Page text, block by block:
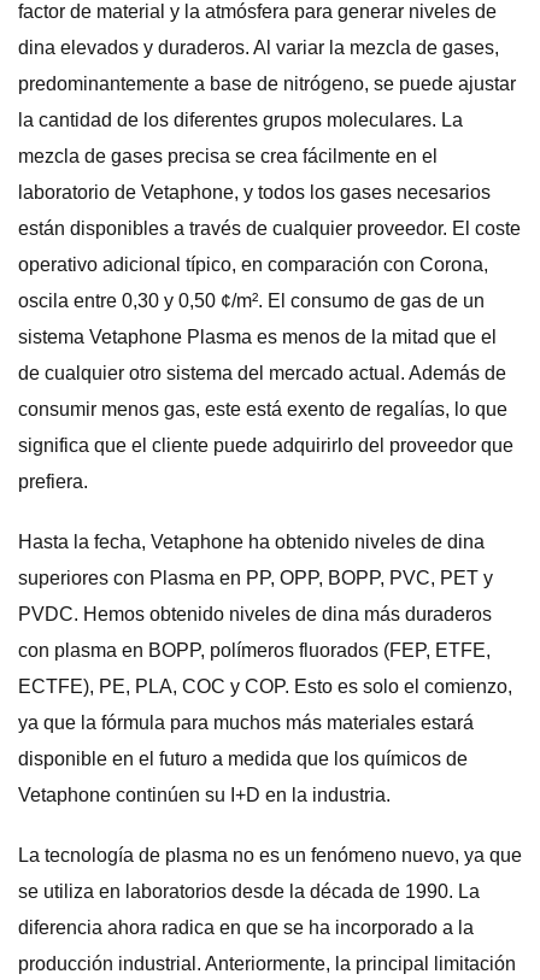
factor de material y la atmósfera para generar niveles de
dina elevados y duraderos. Al variar la mezcla de gases,
predominantemente a base de nitrógeno, se puede ajustar
la cantidad de los diferentes grupos moleculares. La
mezcla de gases precisa se crea fácilmente en el
laboratorio de Vetaphone, y todos los gases necesarios
están disponibles a través de cualquier proveedor. El coste
operativo adicional típico, en comparación con Corona,
oscila entre 0,30 y 0,50 ¢/m². El consumo de gas de un
sistema Vetaphone Plasma es menos de la mitad que el
de cualquier otro sistema del mercado actual. Además de
consumir menos gas, este está exento de regalías, lo que
significa que el cliente puede adquirirlo del proveedor que
prefiera.
Hasta la fecha, Vetaphone ha obtenido niveles de dina
superiores con Plasma en PP, OPP, BOPP, PVC, PET y
PVDC. Hemos obtenido niveles de dina más duraderos
con plasma en BOPP, polímeros fluorados (FEP, ETFE,
ECTFE), PE, PLA, COC y COP. Esto es solo el comienzo,
ya que la fórmula para muchos más materiales estará
disponible en el futuro a medida que los químicos de
Vetaphone continúen su I+D en la industria.
La tecnología de plasma no es un fenómeno nuevo, ya que
se utiliza en laboratorios desde la década de 1990. La
diferencia ahora radica en que se ha incorporado a la
producción industrial. Anteriormente, la principal limitación